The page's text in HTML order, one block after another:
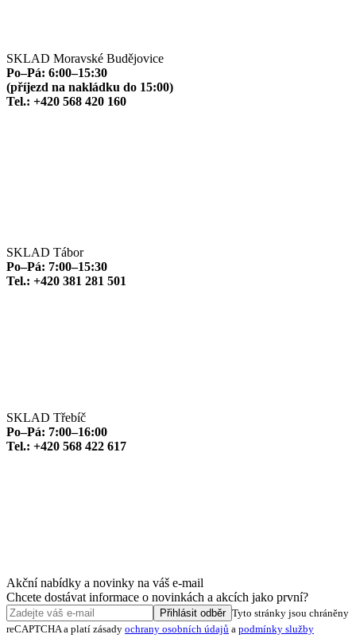
SKLAD Moravské Budějovice
Po–Pá: 6:00–15:30
(příjezd na nakládku do 15:00)
Tel.: +420 568 420 160
SKLAD Tábor
Po–Pá: 7:00–15:30
Tel.: +420 381 281 501
SKLAD Třebíč
Po–Pá: 7:00–16:00
Tel.: +420 568 422 617
Akční nabídky a novinky na váš e-mail
Chcete dostávat informace o novinkách a akcích jako první?
Přihlásit odběr Tyto stránky jsou chráněny
reCAPTCHA a platí zásady ochrany osobních údajů a podmínky služby